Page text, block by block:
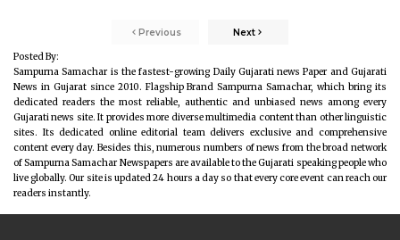
Previous Next
Posted By:
Sampurna Samachar is the fastest-growing Daily Gujarati news Paper and Gujarati
News in Gujarat since 2010. Flagship Brand Sampurna Samachar, which bring its
dedicated readers the most reliable, authentic and unbiased news among every
Gujarati news site. It provides more diverse multimedia content than other linguistic
sites. Its dedicated online editorial team delivers exclusive and comprehensive
content every day. Besides this, numerous numbers of news from the broad network
of Sampurna Samachar Newspapers are available to the Gujarati speaking people who
live globally. Our site is updated 24 hours a day so that every core event can reach our
readers instantly.